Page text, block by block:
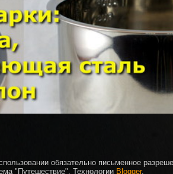
обязательно письменное
"Путешествие". Технологии Blogger.